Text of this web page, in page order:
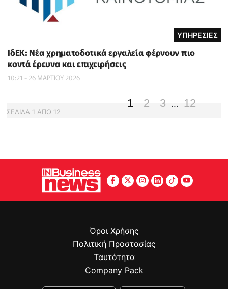
ΥΠΗΡΕΣΙΕΣ
ΙδΕΚ: Νέα χρηματοδοτικά εργαλεία φέρνουν πιο
κοντά έρευνα και επιχειρήσεις
10:21 - 26 ΜΑΡΤΙΟΥ 2026
ΣΕΛΙΔΑ 1 ΑΠΟ 12
1 2 3 ... 12
Όροι Χρήσης
Πολιτική Προστασίας
Ταυτότητα
Company Pack